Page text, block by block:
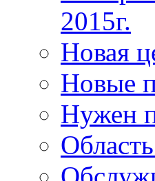
2015г.
Новая
Новые
Нужен